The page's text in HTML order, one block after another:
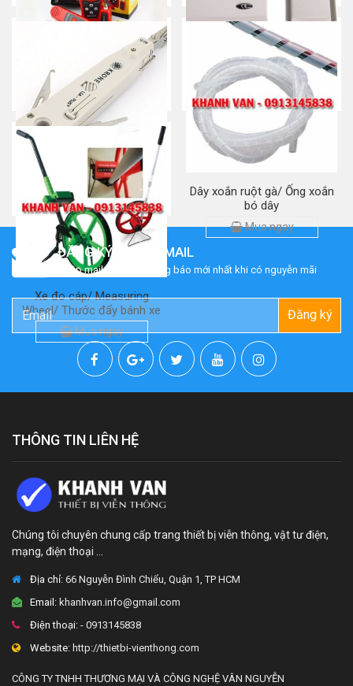
MÁY TEST MẠNG NF-308
Mua ngay
Máy Test cáp mạng, điện
thoại – RJ45/ RJ11
Mua ngay
Tool nhấn phiến Krone/ Dao
phập phiến
Mua ngay
Dây xoắn ruột gà/ Ống xoắn
bó dây
Mua ngay
Xe đo cáp/ Measuring
Wheel/ Thước đẩy bánh xe
Mua ngay
ĐĂNG KÝ NHẬN EMAIL
Nhập mail để nhận thông báo mới nhất khi có nguyễn mãi
Đăng ký
THÔNG TIN LIÊN HỆ
Chúng tôi chuyên chung cấp trang thiết bị viễn thông, vật tư điện,
mạng, điện thoại ...
Địa chỉ: 66 Nguyễn Đình Chiểu, Quận 1, TP HCM
Email: khanhvan.info@gmail.com
Điện thoại: - 0913145838
Website: http://thietbi-vienthong.com
CÔNG TY TNHH THƯƠNG MẠI VÀ CÔNG NGHỆ VÂN NGUYỄN